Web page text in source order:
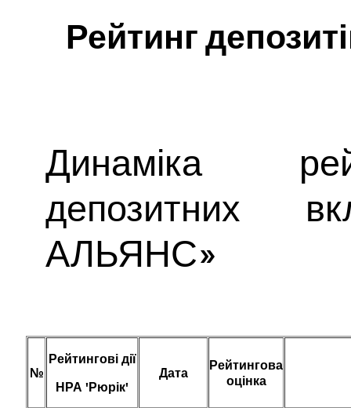
Рейтинг
Динаміка
депозитних
АЛЬЯНС»
№
Рейтингові дії
НРА 'Рюрік'
Дата
Рейтингова
оцінка